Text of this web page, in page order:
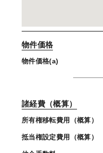
物件価格
物件価格(a)
諸経費（概算）
所有権移転費用（概算）
抵当権設定費用（概算）